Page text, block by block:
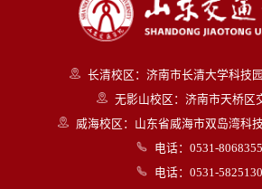
长清校区：济南市长清大学科技
无影山校区：济南市天桥区
威海校区：山东省威海市双岛湾科
电话：0531-
电话：0531-